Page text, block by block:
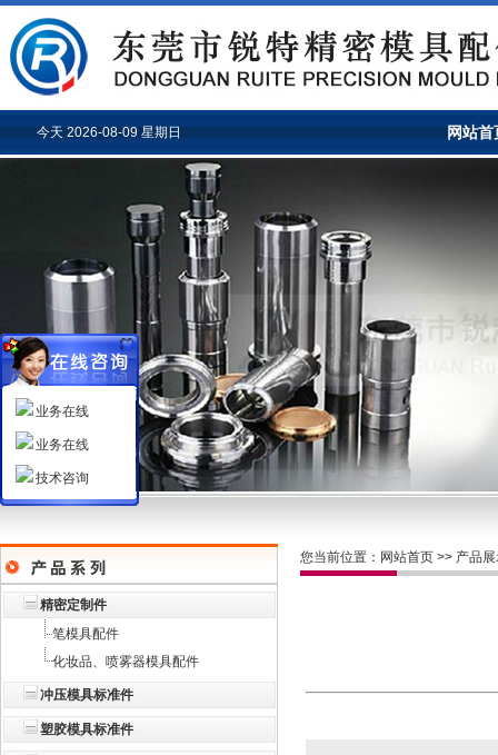
今天 2026-08-09 星期日 网站首
精密定制件
笔模具配件
化妆品、喷雾器模具配件
冲压模具标准件
塑胶模具标准件
您当前位置： 网站首页 >> 产品
业务在线
业务在线
技术咨询